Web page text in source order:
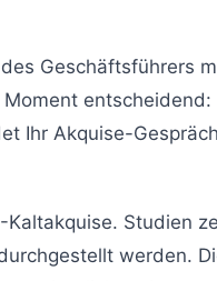
Geschäftsführers
entscheidend:
Ihr Akquise-Gespräch
Studien
werden.